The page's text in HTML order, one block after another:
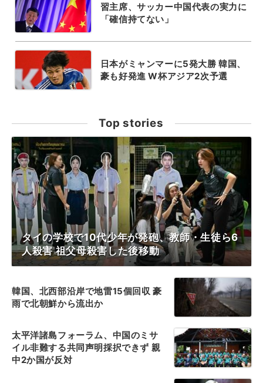
習主席、サッカー中国代表の実力に
「確信持てない」
日本がミャンマーに5発大勝 韓国、
豪も好発進 W杯アジア2次予選
Top stories
タイの学校で10代少年が発砲、教師・生徒ら6
人殺害 祖父母殺害した後移動
韓国、北西部沿岸で地雷15個回収 豪
雨で北朝鮮から流出か
太平洋諸島フォーラム、中国のミサ
イル非難する共同声明採択できず 親
中2か国が反対